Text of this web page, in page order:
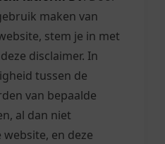
maken van
stem je in met
disclaimer. In
tussen de
van bepaalde
al dan niet
en deze